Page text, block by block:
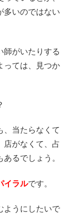
多いのではない
師がいたりする
っては、見つか
、当たらなくて
店がなくて、占
るでしょう。
イラルです。
ようにしたいで